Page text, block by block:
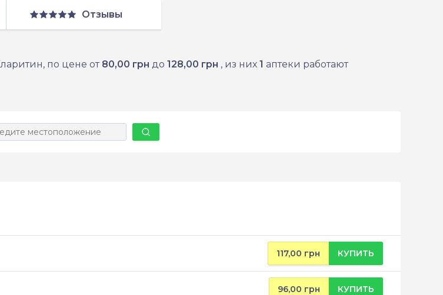
Отзывы
по цене от 80,00 грн до 128,00 грн , из них 1 аптеки работают
117,00 грн КУПИТЬ
96,00 грн КУПИТЬ